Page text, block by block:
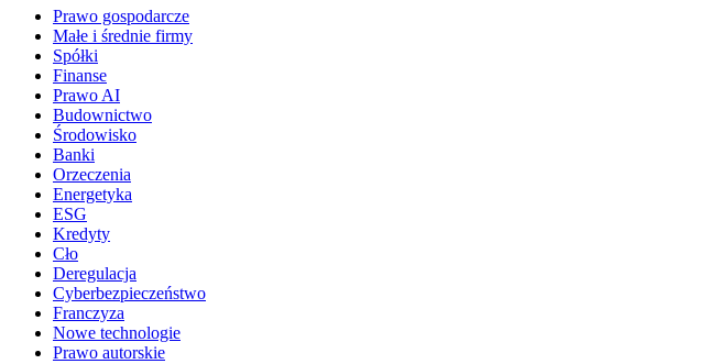
Prawo gospodarcze
Małe i średnie firmy
Spółki
Finanse
Prawo AI
Budownictwo
Środowisko
Banki
Orzeczenia
Energetyka
ESG
Kredyty
Cło
Deregulacja
Cyberbezpieczeństwo
Franczyza
Nowe technologie
Prawo autorskie